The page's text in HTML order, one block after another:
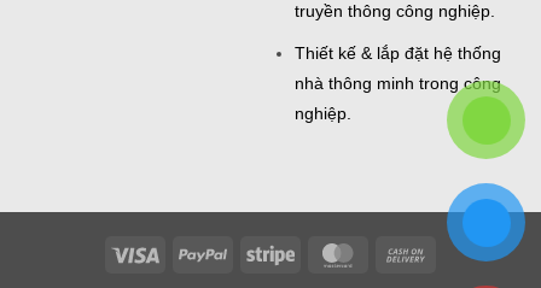
truyền thông công nghiệp.
Thiết kế & lắp đặt hệ thống
nhà thông minh trong công
nghiệp.
Visa PayPal Stripe MasterCardCash